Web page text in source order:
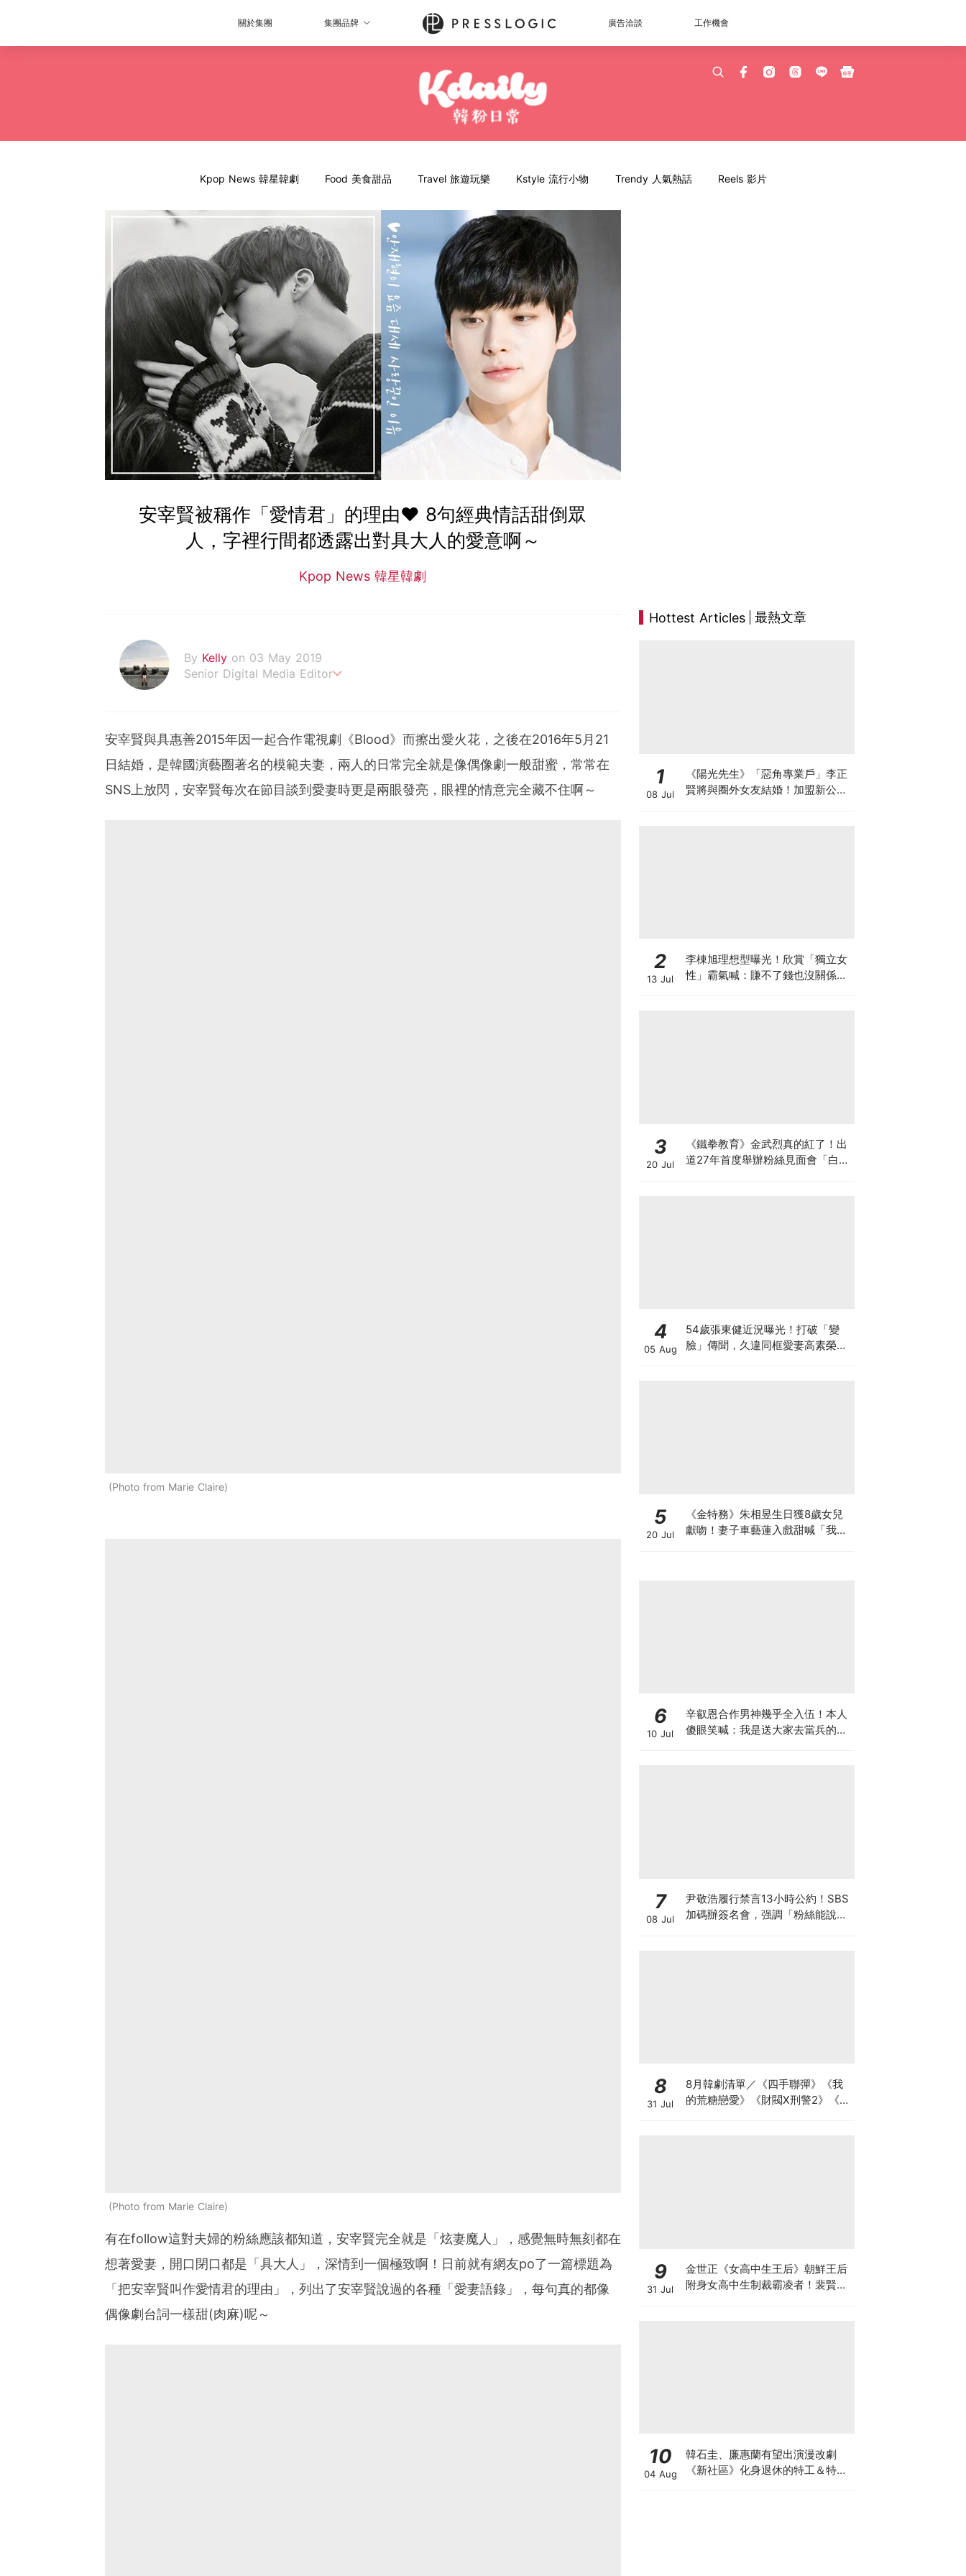
關於集團 集團品牌 廣告洽談 工作機會
Kpop News 韓星韓劇 Food 美食甜品 Travel 旅遊玩樂 Kstyle 流行小物 Trendy 人氣熱話 Reels 影片
安宰賢被稱作「愛情君」的理由♥ 8句經典情話甜倒眾
人，字裡行間都透露出對具大人的愛意啊～
Kpop News 韓星韓劇
By Kelly on 03 May 2019
Senior Digital Media Editor
安宰賢與具惠善2015年因一起合作電視劇《Blood》而擦出愛火花，之後在2016年5月21
日結婚，是韓國演藝圈著名的模範夫妻，兩人的日常完全就是像偶像劇一般甜蜜，常常在
SNS上放閃，安宰賢每次在節目談到愛妻時更是兩眼發亮，眼裡的情意完全藏不住啊～
Photo from Marie Claire
Photo from Marie Claire
有在follow這對夫婦的粉絲應該都知道，安宰賢完全就是「炫妻魔人」，感覺無時無刻都在
想著愛妻，開口閉口都是「具大人」，深情到一個極致啊！日前就有網友po了一篇標題為
「把安宰賢叫作愛情君的理由」，列出了安宰賢說過的各種「愛妻語錄」，每句真的都像
偶像劇台詞一樣甜(肉麻)呢～
Hottest Articles 最熱文章
1
08 Jul
《陽光先生》「惡角專業戶」李正
賢將與圈外女友結婚！加盟新公司
2
13 Jul
李棟旭理想型曝光！欣賞「獨立女
性」霸氣喊：賺不了錢也沒關係，
3
20 Jul
《鐵拳教育》金武烈真的紅了！出
道27年首度舉辦粉絲見面會「白西
4
05 Aug
54歲張東健近況曝光！打破「變
臉」傳聞，久違同框愛妻高素榮甜
5
20 Jul
《金特務》朱相昱生日獲8歲女兒
獻吻！妻子車藝蓮入戲甜喊「我的
6
10 Jul
辛叡恩合作男神幾乎全入伍！本人
傻眼笑喊：我是送大家去當兵的人
7
08 Jul
尹敬浩履行禁言13小時公約！SBS
加碼辦簽名會，强調「粉絲能說
8
31 Jul
8月韓劇清單／《四手聯彈》《我
的荒糖戀愛》《財閥X刑警2》《鼠
9
31 Jul
金世正《女高中生王后》朝鮮王后
附身女高中生制裁霸凌者！裴賢聖.
10
04 Aug
韓石圭、廉惠蘭有望出演漫改劇
《新社區》化身退休的特工＆特種